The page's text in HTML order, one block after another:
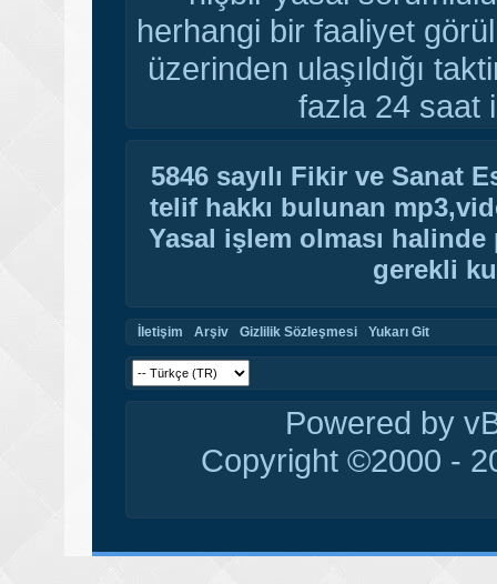
herhangi bir faaliyet
üzerinden ulaşıldığı
fazla 24 saat
5846 sayılı Fikir ve Sanat
telif hakkı bulunan
Yasal işlem olması
gerekli
İletişim Arşiv Gizlilik Sözleşmesi Yukarı Git
Powered by
Copyright ©2000 -